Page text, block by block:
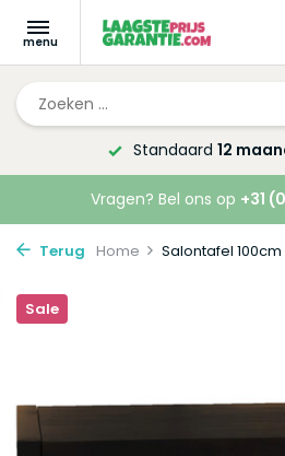
Standaard 12
Vragen? Bel ons op +31
Terug Home Salontafel
Sale